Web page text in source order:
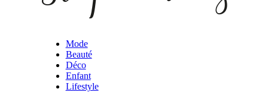
Mode
Beauté
Déco
Enfant
Lifestyle